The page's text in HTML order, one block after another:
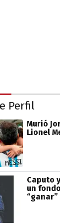
Perfil
Murió
Lionel
Caputo
un